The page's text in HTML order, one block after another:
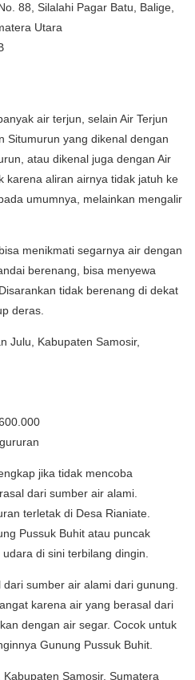
88, Silalahi Pagar Batu, Balige,
Utara
air terjun, selain Air Terjun
Situmurun yang dikenal dengan
atau dikenal juga dengan Air
karena aliran airnya tidak jatuh ke
umumnya, melainkan mengalir
menikmati segarnya air dengan
berenang, bisa menyewa
tidak berenang di dekat
deras.
Julu, Kabupaten Samosir,
jika tidak mencoba
dari sumber air alami.
terletak di Desa Rianiate.
Pussuk Buhit atau puncak
di sini terbilang dingin.
sumber air alami dari gunung.
karena air yang berasal dari
dengan air segar. Cocok untuk
Gunung Pussuk Buhit.
Samosir, Sumatera